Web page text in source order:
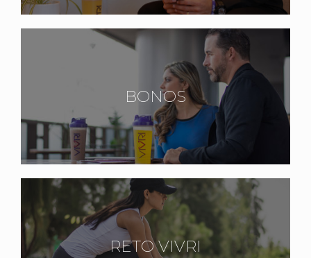
BONOS
RETO VIVRI